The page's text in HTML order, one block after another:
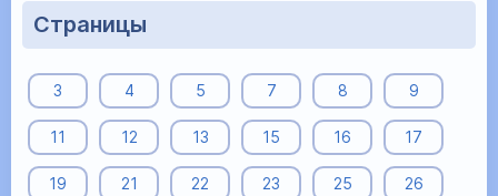
Страницы
3 4 5 7 8 9
11 12 13 15 16 17
19 21 22 23 25 26